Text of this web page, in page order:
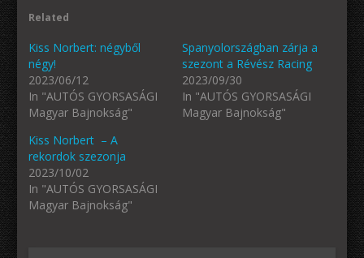
Related
Kiss Norbert: négyből
négy!
2023/06/12
In "AUTÓS GYORSASÁGI
Magyar Bajnokság"
Spanyolországban zárja a
szezont a Révész Racing
2023/09/30
In "AUTÓS GYORSASÁGI
Magyar Bajnokság"
Kiss Norbert – A
rekordok szezonja
2023/10/02
In "AUTÓS GYORSASÁGI
Magyar Bajnokság"